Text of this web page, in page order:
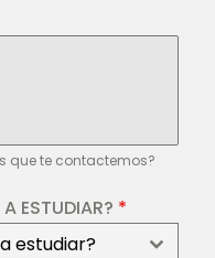
que te contactemos?
ESTUDIAR? *
estudiar?